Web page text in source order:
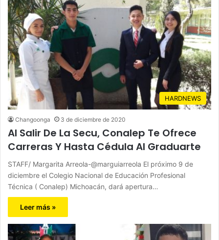
HARDNEWS
Changoonga 3 de diciembre de 2020
Al Salir De La Secu, Conalep Te Ofrece
Carreras Y Hasta Cédula Al Graduarte
STAFF/ Margarita Arreola-@marguiarreola El próximo 9 de
diciembre el Colegio Nacional de Educación Profesional
Técnica ( Conalep) Michoacán, dará apertura…
Leer más »